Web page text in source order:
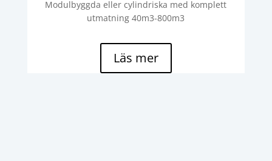
Modulbyggda eller cylindriska med komplett
utmatning 40m3-800m3
Läs mer